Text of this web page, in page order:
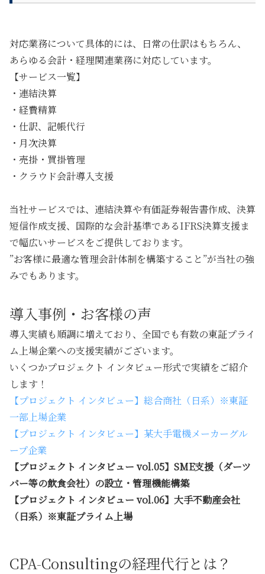
対応業務について具体的には、
日常の仕訳はもちろん、
あらゆる会計・経理関連業務に対応しています。
【サービス一覧】
・連結決算
・経費精算
・仕訳、記帳代行
・月次決算
・売掛・買掛管理
・クラウド会計導入支援
当社サービスでは、連結決算や有価証券報告書作成、決算
短信作成支援、国際的な会計基準であるIFRS決算支援ま
で幅広いサービスをご提供しております。
”お客様に最適な管理会計体制を構築すること”が当社の強
みでもあります。
導入事例・お客様の声
導入実績も順調に増えており、 全国でも有数の東証プライ
ム上場企業への支援実績がございます。
いくつかプロジェクト インタビュー形式で実績をご紹介
します！
【プロジェクト インタビュー】総合商社（日系）※東証
一部上場企業
【プロジェクト インタビュー】某大手電機メーカーグル
ープ企業
【プロジェクト インタビュー vol.05】SME支援（ダーツ
バー等の飲食会社）の設立・管理機能構築
【プロジェクト インタビュー vol.06】大手不動産会社
（日系）※東証プライム上場
CPA-Consultingの経理代行とは？